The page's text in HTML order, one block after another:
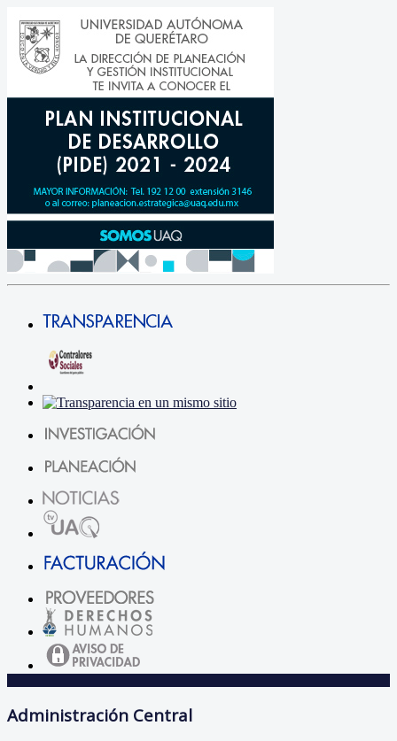
Administración Central